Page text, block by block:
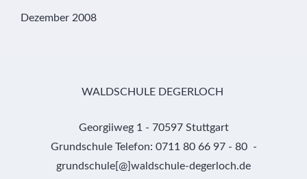
Dezember 2008
WALDSCHULE DEGERLOCH
Georgiiweg 1 - 70597 Stuttgart
Grundschule Telefon: 0711 80 66 97 - 80 -
grundschule[@]waldschule-degerloch.de